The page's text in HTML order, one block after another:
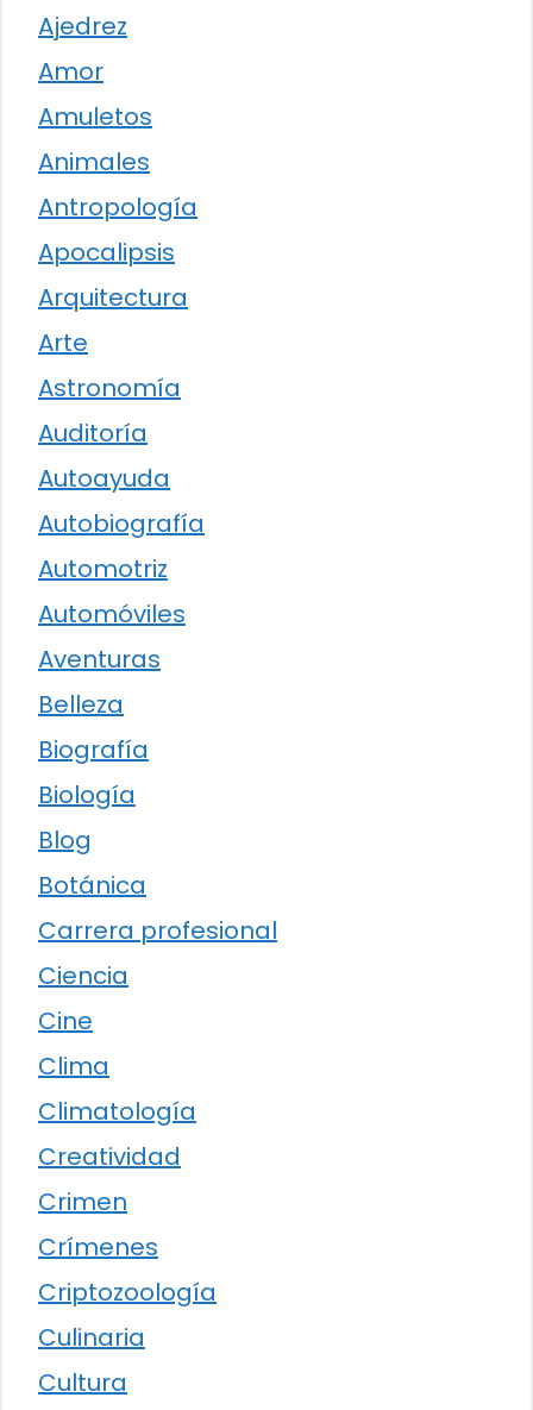
Ajedrez
Amor
Amuletos
Animales
Antropología
Apocalipsis
Arquitectura
Arte
Astronomía
Auditoría
Autoayuda
Autobiografía
Automotriz
Automóviles
Aventuras
Belleza
Biografía
Biología
Blog
Botánica
Carrera profesional
Ciencia
Cine
Clima
Climatología
Creatividad
Crimen
Crímenes
Criptozoología
Culinaria
Cultura